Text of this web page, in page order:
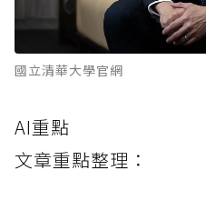
國立清華大學官網
AI重點
文章重點整理：